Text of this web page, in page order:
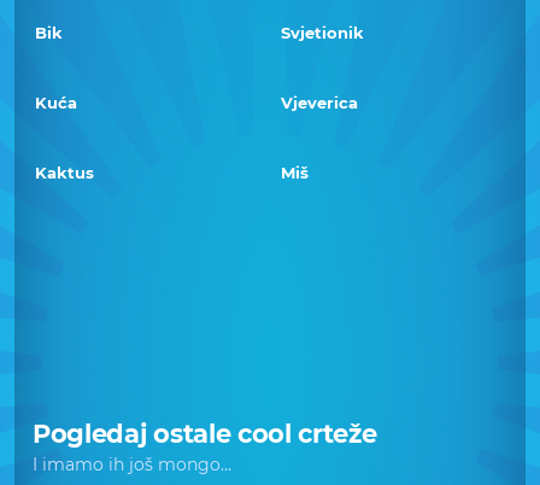
Bik Svjetionik
Kuća Vjeverica
Kaktus Miš
Pogledaj ostale cool crteže
I imamo ih još mongo...